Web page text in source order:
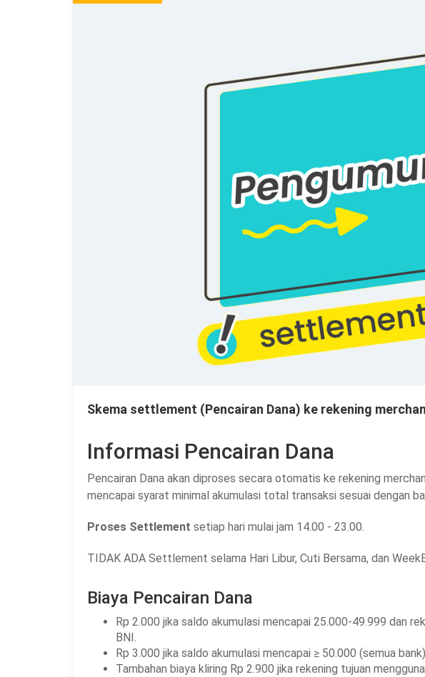
Skema settlement (Pencairan Dana) ke rekening
Informasi Pencairan Dana
Pencairan Dana akan diproses secara otomatis ke rekening
mencapai syarat minimal akumulasi total transaksi sesuai dengan
Proses Settlement setiap hari mulai jam 14.00 - 23.00.
TIDAK ADA Settlement selama Hari Libur, Cuti Bersama, dan
Biaya Pencairan Dana
Rp 2.000 jika saldo akumulasi mencapai 25.000-49.999 dan
BNI.
Rp 3.000 jika saldo akumulasi mencapai ≥ 50.000 (semua
Tambahan biaya kliring Rp 2.900 jika rekening tujuan